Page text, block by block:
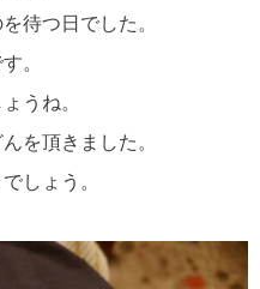
待つ日でした。
。
うね。
を頂きました。
しょう。